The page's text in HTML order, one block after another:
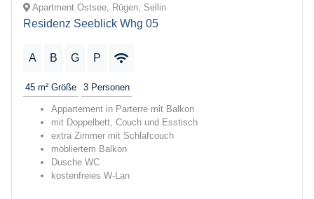
Apartment Ostsee, Rügen, Sellin
Residenz Seeblick Whg 05
A B G P
45 m² Größe 3 Personen
Appartement in Parterre mit Balkon
mit Doppelbett, Couch und Esstisch
extra Zimmer mit Schlafcouch
möbliertem Balkon
Dusche WC
kostenfreies W-Lan